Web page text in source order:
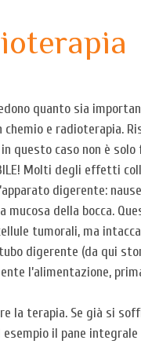
quanto sia
e radioterapia.
questo caso non è solo
Molti degli effetti
digerente:
mucosa della bocca.
tumorali, ma
digerente (da qui
l’alimentazione,
la terapia. Se già si
il pane